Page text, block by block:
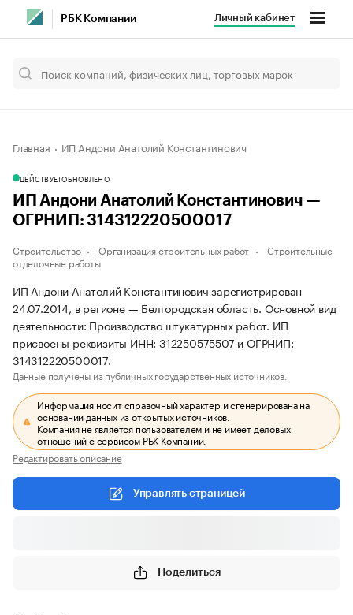
РБК Компании Личный кабинет
Главная ИП Андони Анатолий Константинович
ДЕЙСТВУЕТОБНОВЛЕНО
ИП Андони Анатолий Константинович —
ОГРНИП: 314312220500017
Строительство Организация строительных работ
Строительные
отделочные работы
ИП Андони Анатолий Константинович зарегистрирован
24.07.2014, в регионе — Белгородская область. Основной вид
деятельности: Производство штукатурных работ. ИП
присвоены реквизиты ИНН: 312250575507 и ОГРНИП:
314312220500017.
Данные получены из публичных государственных источников.
Информация носит справочный характер и сгенерирована на
основании данных из открытых источников.
Компания не является пользователем и не имеет деловых
отношений с сервисом РБК Компании.
Редактировать описание
Управлять страницей
Поделиться